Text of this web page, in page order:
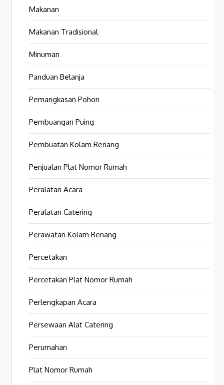
Makanan
Makanan Tradisional
Minuman
Panduan Belanja
Pemangkasan Pohon
Pembuangan Puing
Pembuatan Kolam Renang
Penjualan Plat Nomor Rumah
Peralatan Acara
Peralatan Catering
Perawatan Kolam Renang
Percetakan
Percetakan Plat Nomor Rumah
Perlengkapan Acara
Persewaan Alat Catering
Perumahan
Plat Nomor Rumah